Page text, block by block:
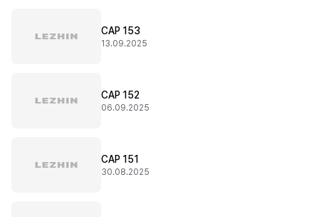
CAP 153
13.09.2025
CAP 152
06.09.2025
CAP 151
30.08.2025